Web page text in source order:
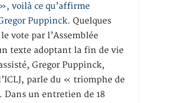
voilà ce qu’affirme
Puppinck. Quelques
vote par l’Assemblée
texte adoptant la fin de vie
Gregor Puppinck,
parle du « triomphe de
Dans un entretien de 18